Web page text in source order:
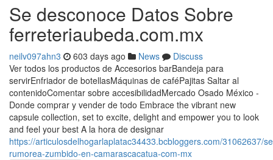
Se desconoce Datos Sobre
ferreteriaubeda.com.mx
neilv097ahn3 603 days ago News
Discuss
Ver todos los productos de Accesorios barBandeja para
servirEnfriador de botellasMáquinas de caféPajitas Saltar al
contenidoComentar sobre accesibilidadMercado Osado México -
Donde comprar y vender de todo Embrace the vibrant new
capsule collection, set to excite, delight and empower you to look
and feel your best A la hora de designar
https://articulosdelhogarlaplatac34433.bcbloggers.com/31062637/
rumorea-zumbido-en-camarascacatua-com-mx